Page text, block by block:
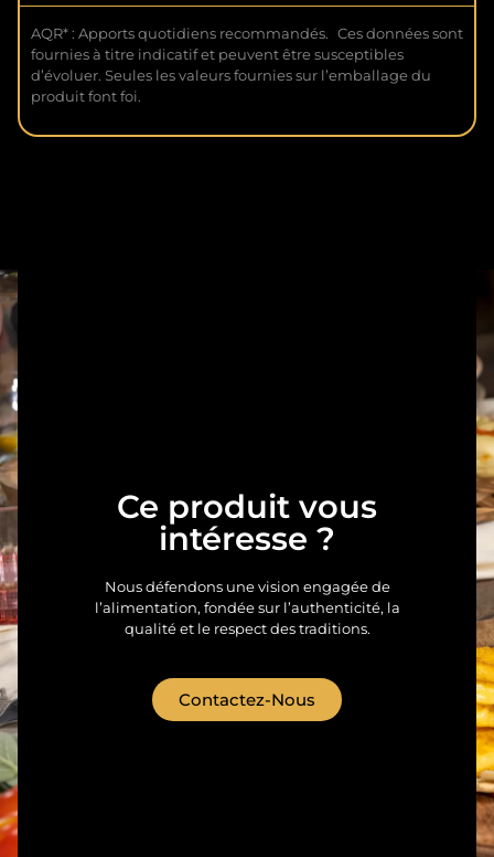
AQR* : Apports quotidiens recommandés. Ces données sont
fournies à titre indicatif et peuvent être susceptibles
d’évoluer. Seules les valeurs fournies sur l’emballage du
produit font foi.
Ce produit vous
intéresse ?
Nous défendons une vision engagée de
l’alimentation, fondée sur l’authenticité, la
qualité et le respect des traditions.
Contactez-Nous